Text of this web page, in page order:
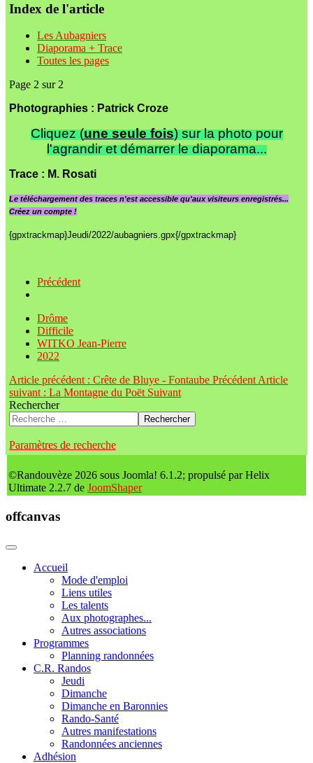
Index de l'article
Les Aubagniers
Diaporama + Trace
Toutes les pages
Page 2 sur 2
Photographies : Patrick Croze
Cliquez (une seule fois) sur la photo pour
l'agrandir et démarrer le diaporama...
Trace : M. Rosati
Le téléchargement des traces n'est accessible qu'aux visiteurs enregistrés...
Créez un compte !
{gpxtrackmap}Jeudi/2022/aubagniers.gpx{/gpxtrackmap}
Précédent
Drôme
Difficile
WITKO Jean-Pierre
2022
Article précédent : Crête de Bluye - Fontaube Précédent Article
suivant : La Montagne du Poët Suivant
Rechercher
Rechercher
Paramètres de recherche
©Randouvèze 2026 sous Joomla! 6.1.2; propulsé par Helix
Ultimate 2.2.7 de JoomShaper
offcanvas
Accueil
Mode d'emploi
Liens utiles
Les talents
Aux photographes...
Autres associations
Programmes
Planning randonnées
C.R. Randos
Jeudi
Dimanche
Dimanche en Baronnies
Rando-Santé
Autres manifestations
Randonnées anciennes
Adhésion